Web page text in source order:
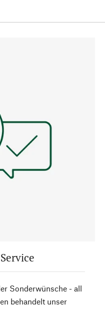
Sonderwünsche - all
behandelt unser